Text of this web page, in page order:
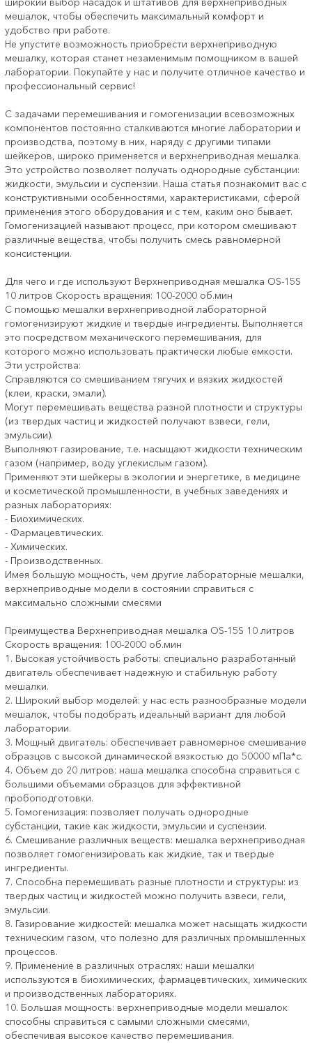
мешалок, чтобы обеспечить максимальный комфорт и
удобство при работе.
Не упустите возможность приобрести верхнеприводную
мешалку, которая станет незаменимым помощником в вашей
лаборатории. Покупайте у нас и получите отличное качество и
профессиональный сервис!
С задачами перемешивания и гомогенизации всевозможных
компонентов постоянно сталкиваются многие лаборатории и
производства, поэтому в них, наряду с другими типами
шейкеров, широко применяется и верхнеприводная мешалка.
Это устройство позволяет получать однородные субстанции:
жидкости, эмульсии и суспензии. Наша статья познакомит вас с
конструктивными особенностями, характеристиками, сферой
применения этого оборудования и с тем, каким оно бывает.
Гомогенизацией называют процесс, при котором смешивают
различные вещества, чтобы получить смесь равномерной
консистенции.
Для чего и где используют Верхнеприводная мешалка ОS-15S
10 литров Скорость вращения: 100-2000 об.мин
С помощью мешалки верхнеприводной лабораторной
гомогенизируют жидкие и твердые ингредиенты. Выполняется
это посредством механического перемешивания, для
которого можно использовать практически любые емкости.
Эти устройства:
Справляются со смешиванием тягучих и вязких жидкостей
(клеи, краски, эмали).
Могут перемешивать вещества разной плотности и структуры
(из твердых частиц и жидкостей получают взвеси, гели,
эмульсии).
Выполняют газирование, т.е. насыщают жидкости техническим
газом (например, воду углекислым газом).
Применяют эти шейкеры в экологии и энергетике, в медицине
и косметической промышленности, в учебных заведениях и
разных лабораториях:
- Биохимических.
- Фармацевтических.
- Химических.
- Производственных.
Имея большую мощность, чем другие лабораторные мешалки,
верхнеприводные модели в состоянии справиться с
максимально сложными смесями
Преимущества Верхнеприводная мешалка ОS-15S 10 литров
Скорость вращения: 100-2000 об.мин
1. Высокая устойчивость работы: специально разработанный
двигатель обеспечивает надежную и стабильную работу
мешалки.
2. Широкий выбор моделей: у нас есть разнообразные модели
мешалок, чтобы подобрать идеальный вариант для любой
лаборатории.
3. Мощный двигатель: обеспечивает равномерное смешивание
образцов с высокой динамической вязкостью до 50000 мПа*с.
4. Объем до 20 литров: наша мешалка способна справиться с
большими объемами образцов для эффективной
пробоподготовки.
5. Гомогенизация: позволяет получать однородные
субстанции, такие как жидкости, эмульсии и суспензии.
6. Смешивание различных веществ: мешалка верхнеприводная
позволяет гомогенизировать как жидкие, так и твердые
ингредиенты.
7. Способна перемешивать разные плотности и структуры: из
твердых частиц и жидкостей можно получить взвеси, гели,
эмульсии.
8. Газирование жидкостей: мешалка может насыщать жидкости
техническим газом, что полезно для различных промышленных
процессов.
9. Применение в различных отраслях: наши мешалки
используются в биохимических, фармацевтических, химических
и производственных лабораториях.
10. Большая мощность: верхнеприводные модели мешалок
способны справиться с самыми сложными смесями,
обеспечивая высокое качество перемешивания.